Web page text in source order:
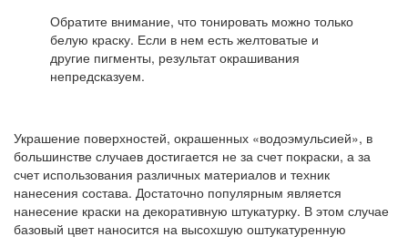
Обратите внимание, что тонировать можно только
белую краску. Если в нем есть желтоватые и
другие пигменты, результат окрашивания
непредсказуем.
Украшение поверхностей, окрашенных «водоэмульсией», в
большинстве случаев достигается не за счет покраски, а за
счет использования различных материалов и техник
нанесения состава. Достаточно популярным является
нанесение краски на декоративную штукатурку. В этом случае
базовый цвет наносится на высохшую оштукатуренную